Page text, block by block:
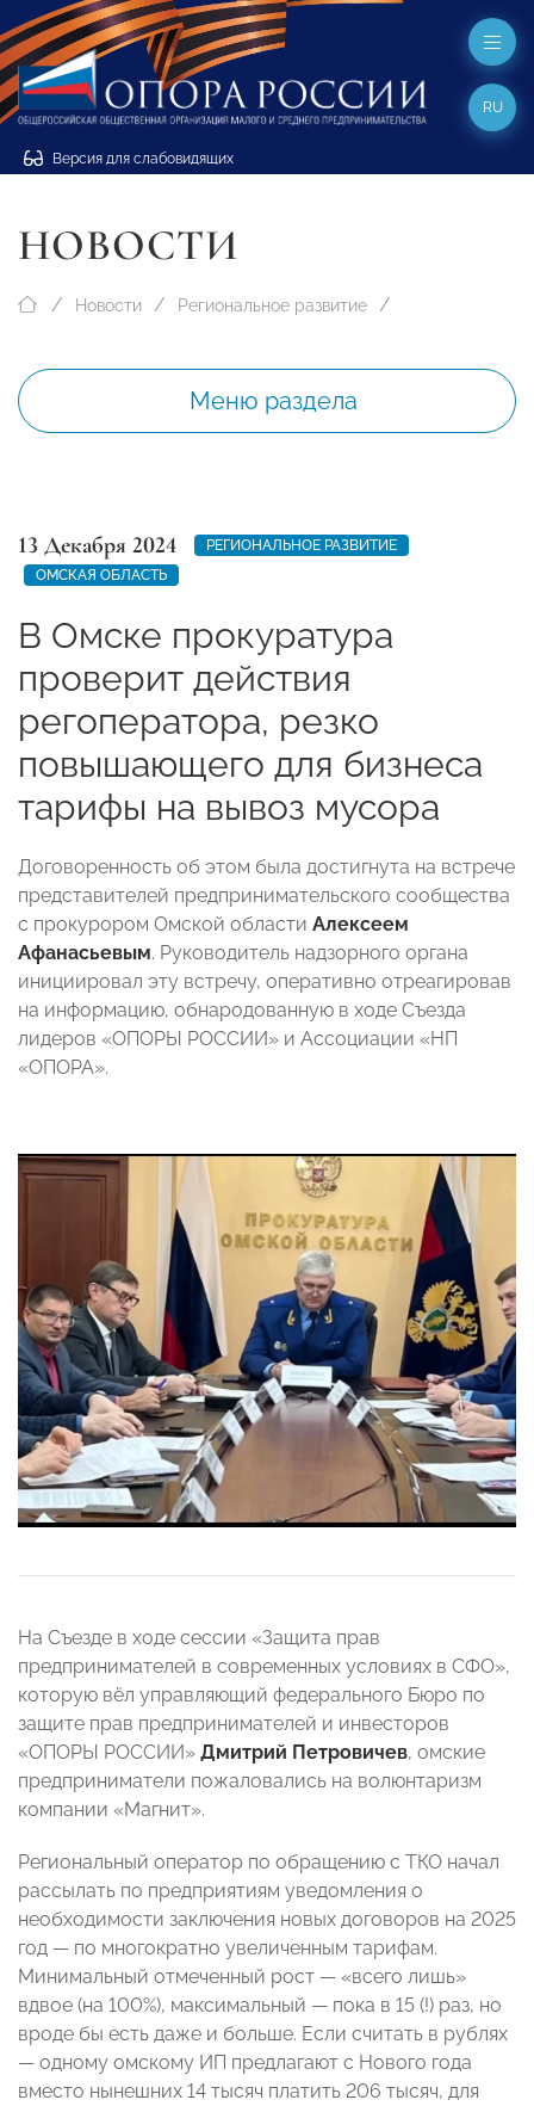
Версия для слабовидящих
RU
НОВОСТИ
Новости Региональное развитие
Меню раздела
13 Декабря 2024
РЕГИОНАЛЬНОЕ РАЗВИТИЕ
ОМСКАЯ ОБЛАСТЬ
В Омске прокуратура
проверит действия
регоператора, резко
повышающего для бизнеса
тарифы на вывоз мусора
Договоренность об этом была достигнута на встрече
представителей предпринимательского сообщества
с прокурором Омской области Алексеем
Афанасьевым. Руководитель надзорного органа
инициировал эту встречу, оперативно отреагировав
на информацию, обнародованную в ходе Съезда
лидеров «ОПОРЫ РОССИИ» и Ассоциации «НП
«ОПОРА».
На Съезде в ходе сессии «Защита прав
предпринимателей в современных условиях в СФО»,
которую вёл управляющий федерального Бюро по
защите прав предпринимателей и инвесторов
«ОПОРЫ РОССИИ» Дмитрий Петровичев, омские
предприниматели пожаловались на волюнтаризм
компании «Магнит».
Региональный оператор по обращению с ТКО начал
рассылать по предприятиям уведомления о
необходимости заключения новых договоров на 2025
год — по многократно увеличенным тарифам.
Минимальный отмеченный рост — «всего лишь»
вдвое (на 100%), максимальный — пока в 15 (!) раз, но
вроде бы есть даже и больше. Если считать в рублях
— одному омскому ИП предлагают с Нового года
вместо нынешних 14 тысяч платить 206 тысяч, для